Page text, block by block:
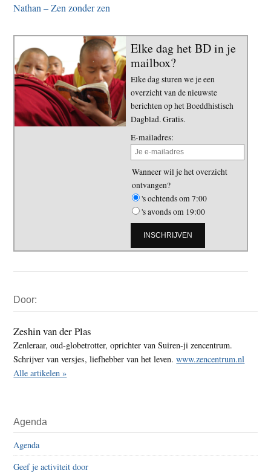
Nathan – Zen zonder zen
Elke dag het BD in je
mailbox?
Elke dag sturen we je een
overzicht van de nieuwste
berichten op het Boeddhistisch
Dagblad. Gratis.
E-mailadres:
Wanneer wil je het overzicht
ontvangen?
's ochtends om 7:00
's avonds om 19:00
Sidebar
Door:
Zeshin van der Plas
Zenleraar, oud-globetrotter, oprichter van Suiren-ji zencentrum.
Schrijver van versjes, liefhebber van het leven.www.zencentrum.nl
Alle artikelen »
Agenda
Agenda
Geef je activiteit door